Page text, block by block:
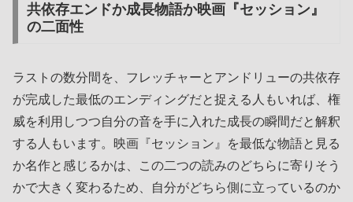
共依存エンドか成長物語か映画『セッション』
の二面性
ラストの数分間を、フレッチャーとアンドリューの共依存
が完成した最低のエンディングだと捉える人もいれば、権
威を利用しつつ自分の音を手に入れた成長の瞬間だと解釈
する人もいます。映画『セッション』を最低な物語と見る
か名作と感じるかは、この二つの読みのどちらに寄りそう
かで大きく変わるため、自分がどちら側に立っているのか